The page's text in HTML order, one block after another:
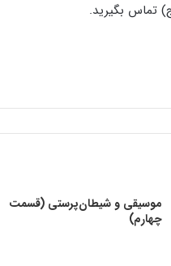
تماس بگیرید.
موسیقی و شیطان‌پرستی (قسمت
چهارم)